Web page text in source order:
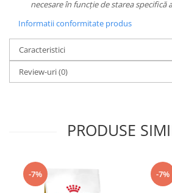
necesare în funcție de starea specifică
Informatii conformitate produs
Caracteristici
Review-uri(0)
PRODUSE
-7% -7%